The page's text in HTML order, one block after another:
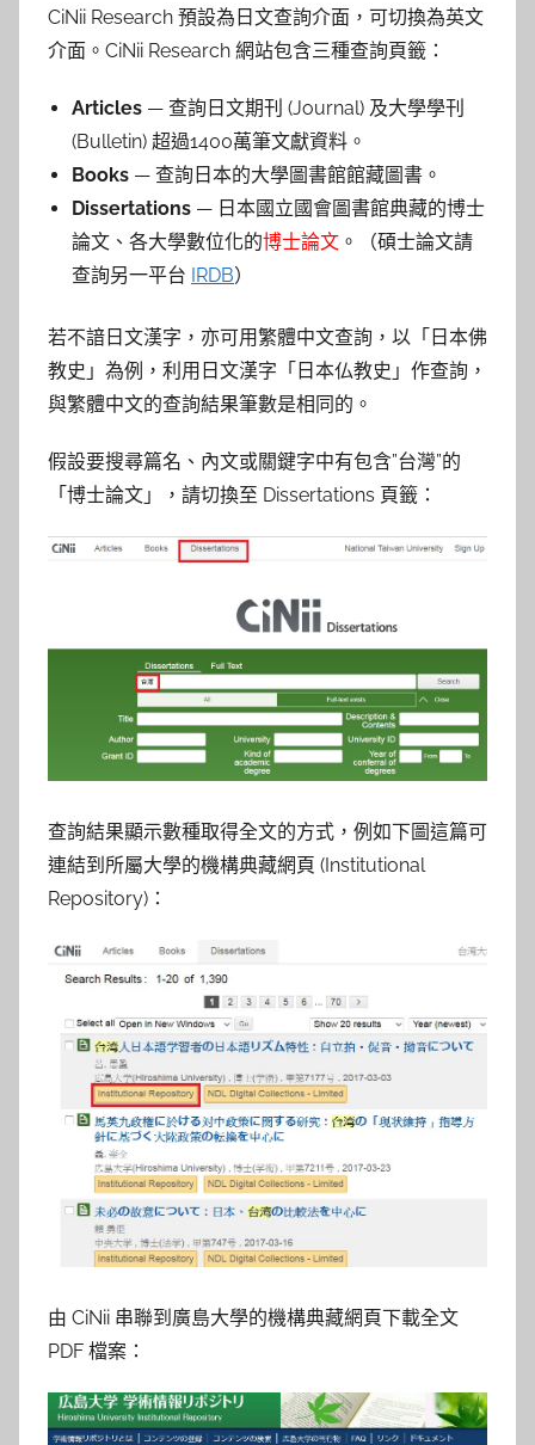
CiNii Research 預設為日文查詢介面，可切換為英文
介面。CiNii Research 網站包含三種查詢頁籤：
Articles — 查詢日文期刊 (Journal) 及大學學刊
(Bulletin) 超過1400萬筆文獻資料。
Books — 查詢日本的大學圖書館館藏圖書。
Dissertations — 日本國立國會圖書館典藏的博士
論文、各大學數位化的博士論文 。（碩士論文請
查詢另一平台 IRDB）
若不諳日文漢字，亦可用繁體中文查詢，以「日本佛
教史」為例，利用日文漢字「日本仏教史」作查詢，
與繁體中文的查詢結果筆數是相同的。
假設要搜尋篇名、內文或關鍵字中有包含”台灣”的
「博士論文」，請切換至 Dissertations 頁籤：
查詢結果顯示數種取得全文的方式，例如下圖這篇可
連結到所屬大學的機構典藏網頁 (Institutional
Repository)：
由 CiNii 串聯到廣島大學的機構典藏網頁下載全文
PDF 檔案：